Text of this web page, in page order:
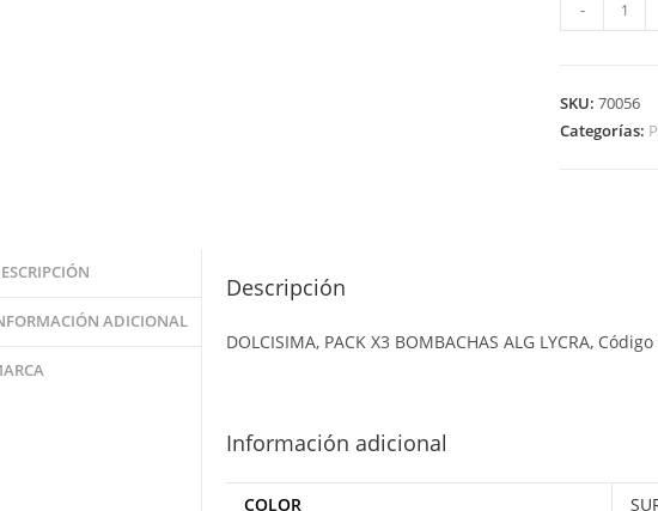
-
SKU:70056
Categorías:
ADICIONAL
Descripción
DOLCISIMA, PACK X3 BOMBACHAS ALG LYCRA,
Información adicional
COLOR